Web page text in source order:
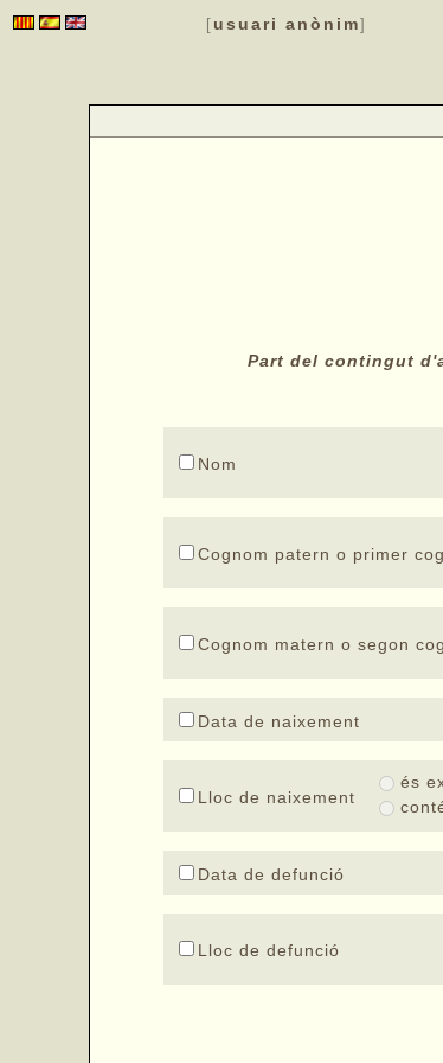
[ usuari anònim]
Part del contingut
Nom
Cognom patern o primer
Cognom matern o segon
Data de naixement
Lloc de naixement
és
Data de defunció
Lloc de defunció